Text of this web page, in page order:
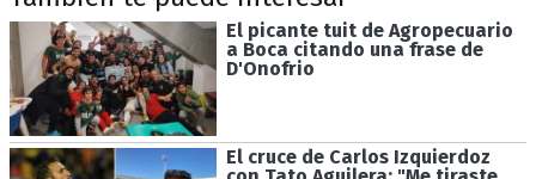
El picante tuit de Agropecuario
a Boca citando una frase de
D'Onofrio
El cruce de Carlos Izquierdoz